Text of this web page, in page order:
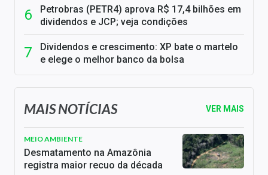
Petrobras (PETR4) aprova R$ 17,4 bilhões em
dividendos e JCP; veja condições
Dividendos e crescimento: XP bate o martelo
e elege o melhor banco da bolsa
MAIS NOTÍCIAS VER MAIS
MEIO AMBIENTE
Desmatamento na Amazônia
registra maior recuo da década